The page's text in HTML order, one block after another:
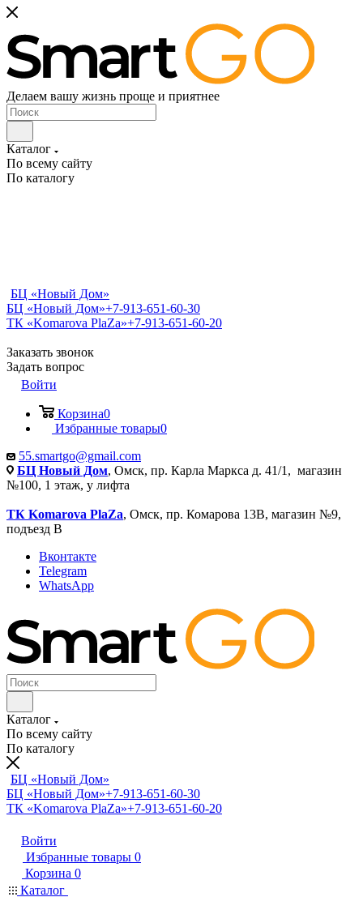
Делаем вашу жизнь проще и приятнее
Каталог
По всему сайту
По каталогу
БЦ «Новый Дом»
БЦ «Новый Дом»+7-913-651-60-30
ТК «Komarova PlaZa»+7-913-651-60-20
Заказать звонок
Задать вопрос
Войти
Корзина0
Избранные товары0
55.smartgo@gmail.com
БЦ Новый Дом, Омск, пр. Карла Маркса д. 41/1, магазин
№100, 1 этаж, у лифта
ТК Komarova PlaZa, Омск, пр. Комарова 13В, магазин №9,
подъезд В
Вконтакте
Telegram
WhatsApp
Каталог
По всему сайту
По каталогу
БЦ «Новый Дом»
БЦ «Новый Дом»+7-913-651-60-30
ТК «Komarova PlaZa»+7-913-651-60-20
Войти
Избранные товары 0
Корзина 0
Каталог